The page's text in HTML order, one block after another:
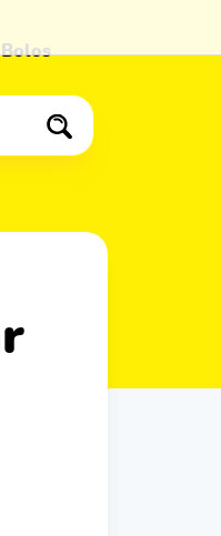
Bolos